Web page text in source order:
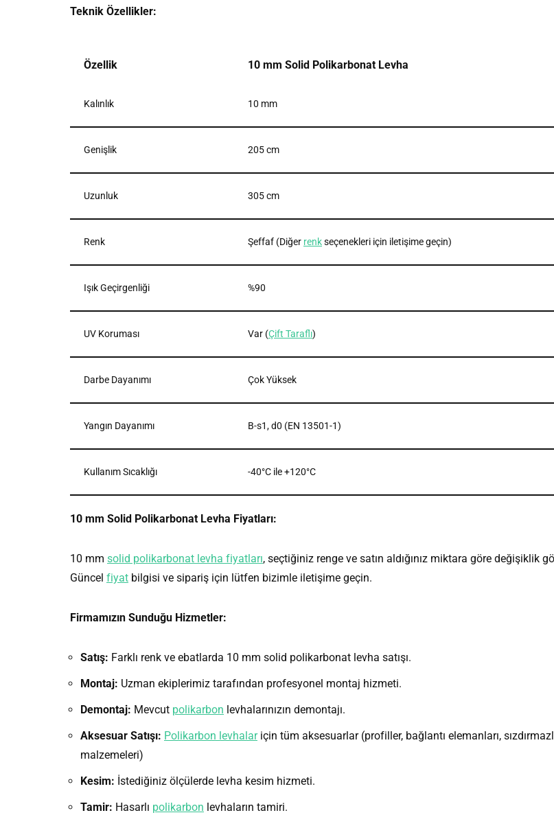
Teknik Özellikler:
Özellik 10 mm Solid Polikarbonat Levha
Kalınlık 10 mm
Genişlik 205 cm
Uzunluk 305 cm
Renk Şeffaf (Diğer renkseçenekleri için iletişime geçin)
Işık Geçirgenliği %90
UV Koruması Var (Çift Taraflı)
Darbe Dayanımı Çok Yüksek
Yangın Dayanımı B-s1, d0 (EN 13501-1)
Kullanım Sıcaklığı -40°C ile +120°C
10 mm Solid Polikarbonat Levha Fiyatları:
10 mm solid polikarbonat levha fiyatları, seçtiğiniz renge ve satın aldığınız miktara göre değişiklik
Güncel fiyat bilgisi ve sipariş için lütfen bizimle iletişime geçin.
Firmamızın Sunduğu Hizmetler:
Satış: Farklı renk ve ebatlarda 10 mm solid polikarbonat levha satışı.
Montaj: Uzman ekiplerimiz tarafından profesyonel montaj hizmeti.
Demontaj: Mevcut polikarbon levhalarınızın demontajı.
Aksesuar Satışı: Polikarbon levhalariçin tüm aksesuarlar (profiller, bağlantı elemanları,
malzemeleri)
Kesim: İstediğiniz ölçülerde levha kesim hizmeti.
Tamir: Hasarlı polikarbon levhaların tamiri.